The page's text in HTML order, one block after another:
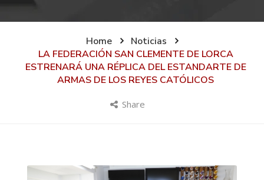
Home
Noticias
LA FEDERACIÓN SAN CLEMENTE DE LORCA
ESTRENARÁ UNA RÉPLICA DEL ESTANDARTE DE
ARMAS DE LOS REYES CATÓLICOS
Share